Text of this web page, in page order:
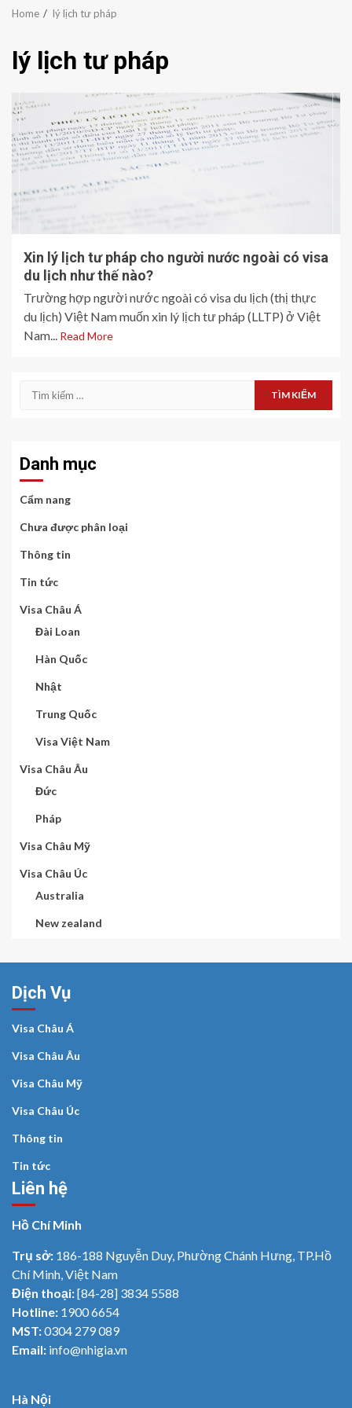
Home lý lịch tư pháp
lý lịch tư pháp
Xin lý lịch tư pháp cho người nước ngoài có visa
du lịch như thế nào?
Trường hợp người nước ngoài có visa du lịch (thị thực
du lịch) Việt Nam muốn xin lý lịch tư pháp (LLTP) ở Việt
Nam... Read More
Tìm
Danh mục
Cẩm nang
Chưa được phân loại
Thông tin
Tin tức
Visa Châu Á
Đài Loan
Hàn Quốc
Nhật
Trung Quốc
Visa Việt Nam
Visa Châu Âu
Đức
Pháp
Visa Châu Mỹ
Visa Châu Úc
Australia
New zealand
Dịch Vụ
Visa Châu Á
Visa Châu Âu
Visa Châu Mỹ
Visa Châu Úc
Thông tin
Tin tức
Liên hệ
Hồ Chí Minh
Trụ sở: 186-188 Nguyễn Duy, Phường Chánh Hưng, TP.Hồ
Chí Minh, Việt Nam
Điện thoại:[84-28] 3834 5588
Hotline: 1900 6654
MST:0304 279 089
Email: info@nhigia.vn
Hà Nội